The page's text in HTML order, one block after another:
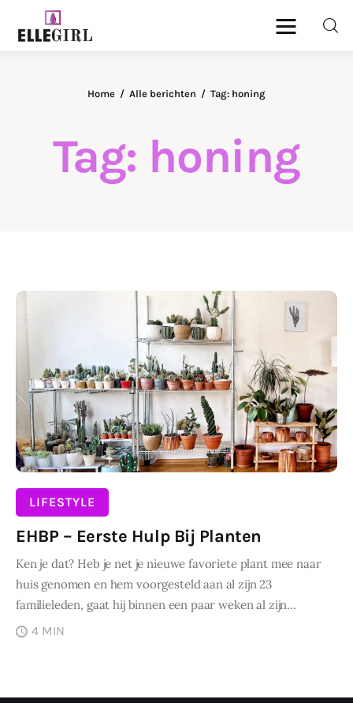
Tag: honing
Home Alle berichten Tag: honing
Ellegirl
Fashion
Wonen
Zakelijk
LIFESTYLE
EHBP – Eerste Hulp Bij Planten
Ken je dat? Heb je net je nieuwe favoriete plant mee naar
huis genomen en hem voorgesteld aan al zijn 23
familieleden, gaat hij binnen een paar weken al zijn…
DELEN
4 MIN